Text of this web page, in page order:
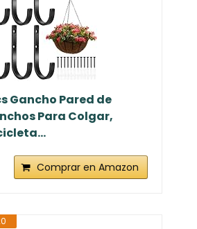
Gancho Pared de
Para Colgar,
Comprar en Amazon